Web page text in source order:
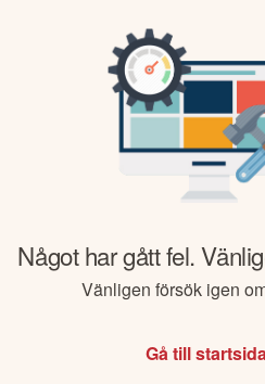
Något har gått fel.
Vänligen försök igen
Gå till